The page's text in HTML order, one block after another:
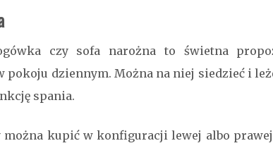
czy sofa narożna to świetna
pokoju dziennym. Można na niej siedzieć i
spania.
można kupić w konfiguracji lewej albo